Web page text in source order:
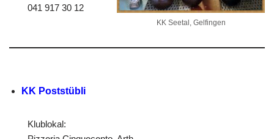
KK Seetal, Gelfingen
041 917 30 12
KK Poststübli
Klublokal: